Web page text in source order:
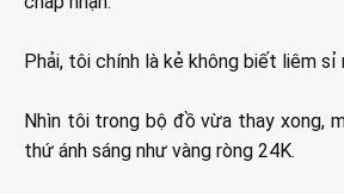
Phải, tôi chính là kẻ không biết liêm sỉ
Nhìn tôi trong bộ đồ vừa thay xong,
thứ ánh sáng như vàng ròng 24K.